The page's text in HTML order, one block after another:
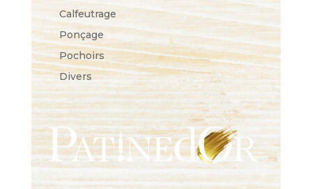
Calfeutrage
Ponçage
Pochoirs
Divers